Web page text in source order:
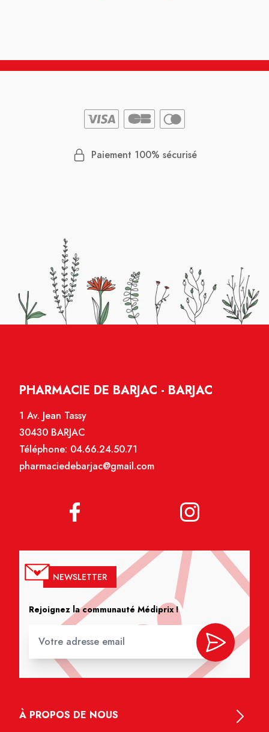
Paiement 100% sécurisé
PHARMACIE DE BARJAC - BARJAC
1 Av. Jean Tassy
30430 BARJAC
Téléphone: 04.66.24.50.71
pharmaciedebarjac@gmail.com
NEWSLETTER
Rejoignez la communauté Médiprix !
À PROPOS DE NOUS